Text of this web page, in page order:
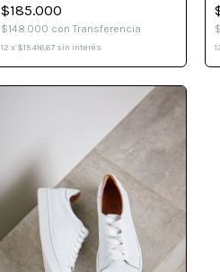
$185.000
$148.000 con Transferencia
12 x $15.416,67 sin interés